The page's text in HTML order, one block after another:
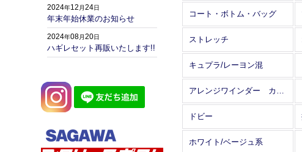
2024年12 月24日
年末年始休業のお知らせ
2024年08月20日
ハギレセット再販いたします!!
コート・ボトム・バッグ
ストレッチ
キュプラ/レーヨン混
アレンジワインダー カットジャカード
ドビー
ホワイト/ベージュ系